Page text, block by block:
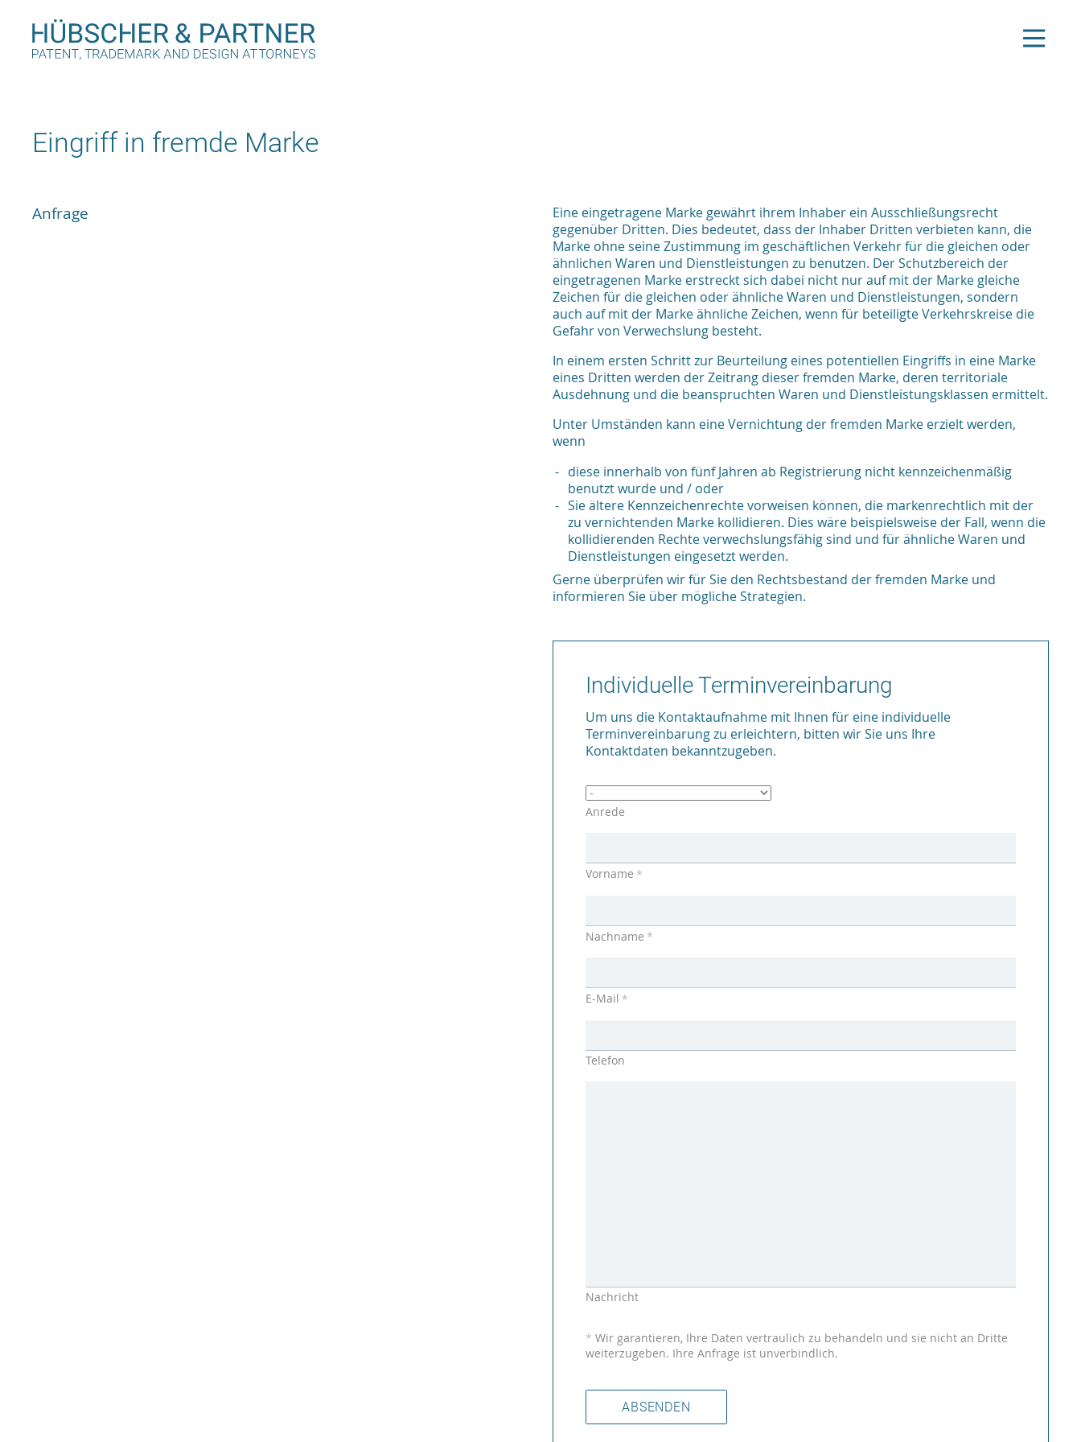
Eingriff in fremde Marke
Anfrage
Eine eingetragene Marke gewährt ihrem Inhaber ein Ausschließungsrecht
gegenüber Dritten. Dies bedeutet, dass der Inhaber Dritten verbieten kann, die
Marke ohne seine Zustimmung im geschäftlichen Verkehr für die gleichen oder
ähnlichen Waren und Dienstleistungen zu benutzen. Der Schutzbereich der
eingetragenen Marke erstreckt sich dabei nicht nur auf mit der Marke gleiche
Zeichen für die gleichen oder ähnliche Waren und Dienstleistungen, sondern
auch auf mit der Marke ähnliche Zeichen, wenn für beteiligte Verkehrskreise die
Gefahr von Verwechslung besteht.
In einem ersten Schritt zur Beurteilung eines potentiellen Eingriffs in eine Marke
eines Dritten werden der Zeitrang dieser fremden Marke, deren territoriale
Ausdehnung und die beanspruchten Waren und Dienstleistungsklassen ermittelt.
Unter Umständen kann eine Vernichtung der fremden Marke erzielt werden,
wenn
diese innerhalb von fünf Jahren ab Registrierung nicht kennzeichenmäßig
benutzt wurde und / oder
Sie ältere Kennzeichenrechte vorweisen können, die markenrechtlich mit der
zu vernichtenden Marke kollidieren. Dies wäre beispielsweise der Fall, wenn die
kollidierenden Rechte verwechslungsfähig sind und für ähnliche Waren und
Dienstleistungen eingesetzt werden.
Gerne überprüfen wir für Sie den Rechtsbestand der fremden Marke und
informieren Sie über mögliche Strategien.
Individuelle Terminvereinbarung
Um uns die Kontaktaufnahme mit Ihnen für eine individuelle
Terminvereinbarung zu erleichtern, bitten wir Sie uns Ihre
Kontaktdaten bekanntzugeben.
Anrede
Vorname *
Nachname *
E-Mail *
Telefon
Nachricht
* Wir garantieren, Ihre Daten vertraulich zu behandeln und sie nicht an Dritte
weiterzugeben. Ihre Anfrage ist unverbindlich.
ABSENDEN